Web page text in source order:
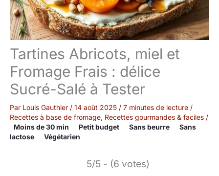
Tartines Abricots, miel et
Fromage Frais : délice
Sucré-Salé à Tester
Par Louis Gauthier / 14 août 2025 / 7 minutes de lecture /
Recettes à base de fromage, Recettes gourmandes & faciles /
Moins de 30 min
Petit budget Sans beurre
Sans
lactose
Végétarien
5/5 - (6 votes)